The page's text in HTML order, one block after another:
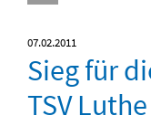
07.02.2011
Sieg für
TSV Luthe